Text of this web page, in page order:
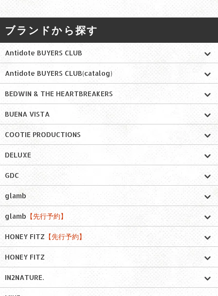
ブランドから探す
Antidote BUYERS CLUB
Antidote BUYERS CLUB(catalog)
BEDWIN & THE HEARTBREAKERS
BUENA VISTA
COOTIE PRODUCTIONS
DELUXE
GDC
glamb
glamb 【先行予約】
HONEY FITZ 【先行予約】
HONEY FITZ
IN2NATURE.